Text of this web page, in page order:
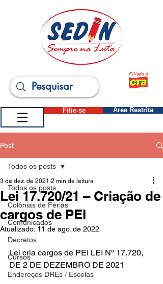
Filiado à
Filie-se Área Restrita
Post
Todos os posts
Colônias de Férias
Comunicados
Decretos
Cursos
Endereços DREs / Escolas
Todos os posts
Lei 17.720/21 – Criação de
cargos de PEI
3 de dez. de 2021 2 min de leitura
Atualizado: 11 de ago. de 2022
Lei cria cargos de PEI LEI Nº 17.720,
DE 2 DE DEZEMBRO DE 2021